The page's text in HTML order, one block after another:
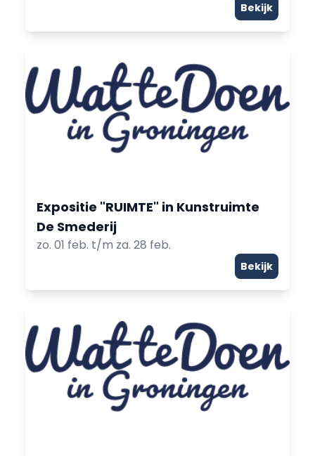
Bekijk
Expositie "RUIMTE" in Kunstruimte
De Smederij
zo. 01 feb. t/m za. 28 feb.
Bekijk